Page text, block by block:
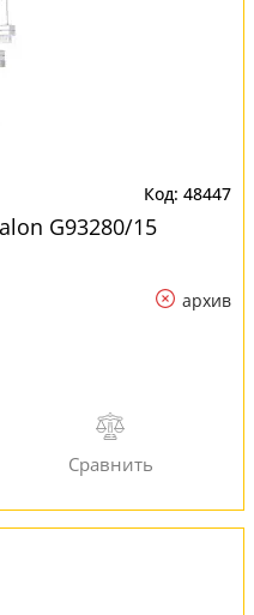
48447
G93280/15
архив